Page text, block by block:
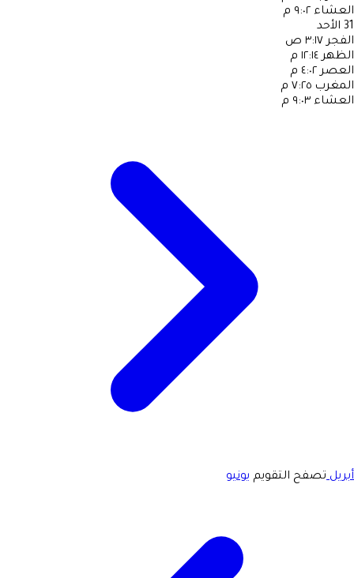
العشاء ٩:٠٢ م
31 الأحد
الفجر ٣:١٧ ص
الظهر ١٢:١٤ م
العصر ٤:٠٢ م
المغرب ٧:٢٥ م
العشاء ٩:٠٣ م
أبريلتصفح التقويم يونيو